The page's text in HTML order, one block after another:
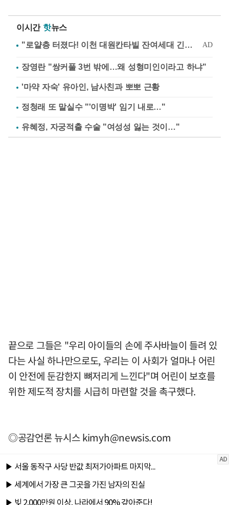
이시간 핫뉴스
장영란 "쌍커풀 3번 밖에…왜 성형미인이라고 하냐"
'마약 자숙' 유아인, 남사친과 뽀뽀 근황
정청래 또 말실수 "'이명박' 임기 내로…"
유혜정, 자궁적출 수술 "여성성 잃는 것이…"
끝으로 그들은 "우리 아이들의 손에 주사바늘이 들려 있
다는 사실 하나만으로도, 우리는 이 사회가 얼마나 어린
이 안전에 둔감한지 뼈저리게 느낀다"며 어린이 보호를
위한 제도적 장치를 시급히 마련할 것을 촉구했다.
◎공감언론 뉴시스kimyh@newsis.com